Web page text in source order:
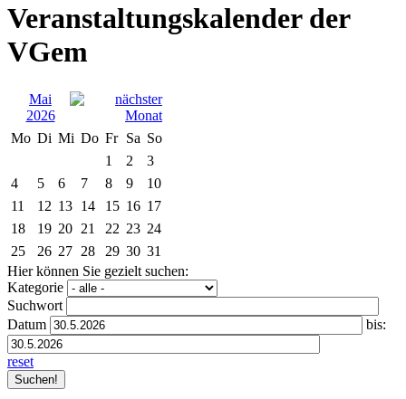
Veranstaltungskalender der
VGem
Mai
2026
Mo Di Mi Do Fr Sa So
1
2
3
4
5 6 7 8 9
10
11
12 13 14 15 16 17
18
19 20 21 22 23 24
25
26 27 28 29 30 31
Hier können Sie gezielt suchen:
Kategorie
Suchwort
Datum
bis:
reset